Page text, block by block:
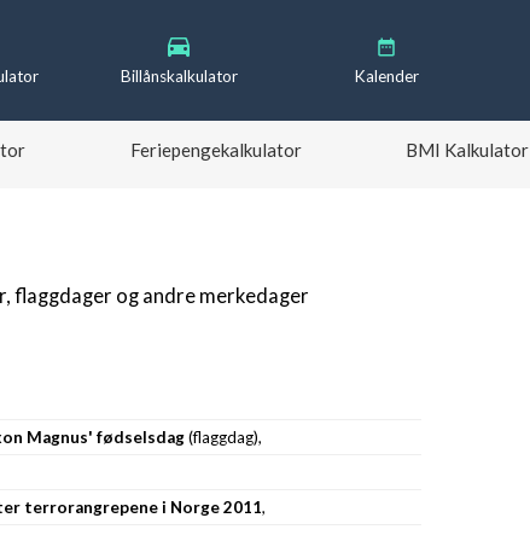
Billånskalkulator Kalender
Feriepengekalkulator BMI Kalkulator
flaggdager og andre merkedager
Magnus' fødselsdag(flaggdag),
terrorangrepene i Norge 2011,